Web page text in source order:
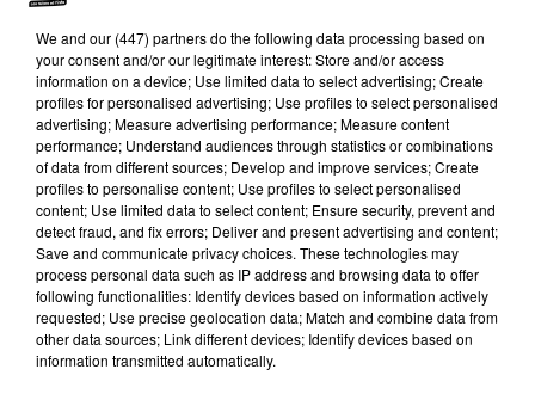
RETROUVEZ LE TUBE DE L'ÉTÉ LA GOFFA
LOLITA CE SAMEDI À CASTRES !
100% ET LE CASTRES OLYMPIQUE INVITENT
LA PETITE CULOTTE À CHANTER LORS DE LA
RENCONTRE DE TOP 14
CASTRES / BRIVE CE SAMEDI À 17H00 !
We and our (447) partnersdo the following data processing based on
your consent and/or our legitimate interest: Store and/or access
information on a device; Use limited data to select advertising; Create
profiles for personalised advertising; Use profiles to select personalised
advertising; Measure advertising performance; Measure content
performance; Understand audiences through statistics or combinations
of data from different sources; Develop and improve services; Create
profiles to personalise content; Use profiles to select personalised
content; Use limited data to select content; Ensure security, prevent and
detect fraud, and fix errors; Deliver and present advertising and content;
Save and communicate privacy choices. These technologies may
process personal data such as IP address and browsing data to offer
following functionalities: Identify devices based on information actively
requested; Use precise geolocation data; Match and combine data from
other data sources; Link different devices; Identify devices based on
information transmitted automatically.